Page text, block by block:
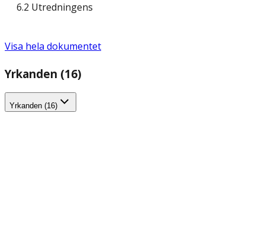
6.2 Utredningens
Visa hela dokumentet
Yrkanden (16)
Yrkanden (16)